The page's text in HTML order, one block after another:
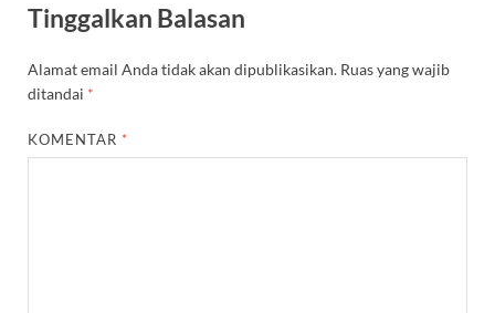
Tinggalkan Balasan
Alamat email Anda tidak akan dipublikasikan. Ruas yang wajib
ditandai *
KOMENTAR *